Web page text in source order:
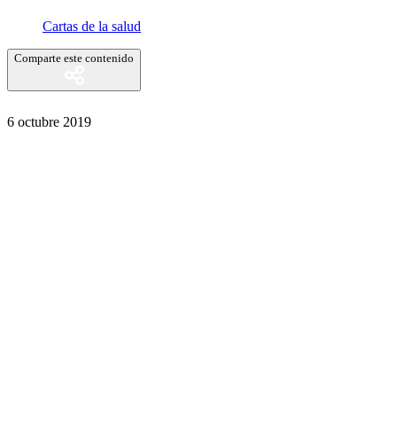
Cartas de la salud
Comparte este contenido
6 octubre 2019